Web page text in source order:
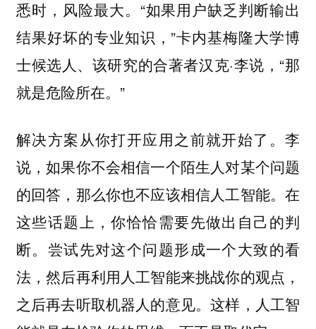
悉时，风险最大。“如果用户缺乏判断输出
结果好坏的专业知识，”卡内基梅隆大学博
士候选人、该研究的合著者汉克·李说，“那
就是危险所在。”
解决方案从你打开应用之前就开始了。李
说，如果你不会相信一个陌生人对某个问题
的回答，那么你也不应该相信人工智能。在
这些话题上，你恰恰需要先做出自己的判
断。尝试先对这个问题形成一个大致的看
法，然后再利用人工智能来挑战你的观点，
之后再去听取机器人的意见。这样，人工智